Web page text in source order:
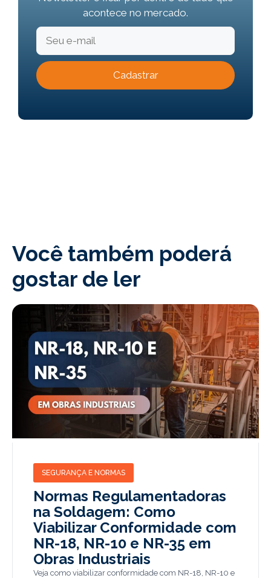
acontece no mercado.
Você também poderá
gostar de ler
SEGURANÇA E NORMAS
Normas Regulamentadoras
na Soldagem: Como
Viabilizar Conformidade com
NR-18, NR-10 e NR-35 em
Obras Industriais
Veja como viabilizar conformidade com NR-18, NR-10 e